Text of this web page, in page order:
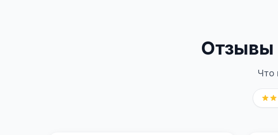
Отзывы
Что